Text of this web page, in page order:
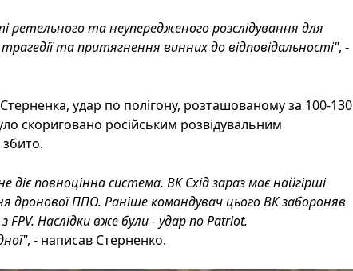
ретельного та неупередженого розслідування для
та притягнення винних до відповідальності", -
удар по полігону, розташованому за 100-130
скориговано російським розвідувальним
діє повноцінна система. ВК Схід зараз має найгірші
дронової ППО. Раніше командувач цього ВК забороняв
Наслідки вже були - удар по Patriot.
, - написав Стерненко.